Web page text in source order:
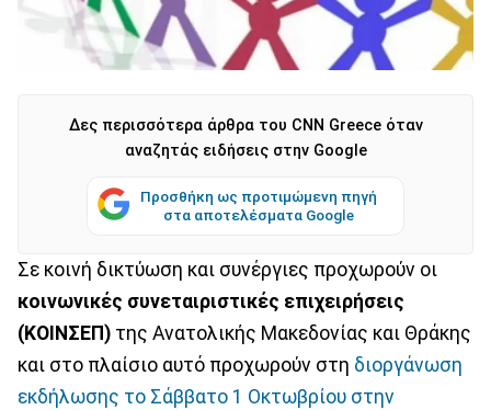
Δες περισσότερα άρθρα του CNN Greece όταν
αναζητάς ειδήσεις στην Google
Προσθήκη ως προτιμώμενη πηγή
στα αποτελέσματα Google
Σε κοινή δικτύωση και συνέργιες προχωρούν οι
κοινωνικές συνεταιριστικές επιχειρήσεις
(ΚΟΙΝΣΕΠ) της Ανατολικής Μακεδονίας και Θράκης
και στο πλαίσιο αυτό προχωρούν στη διοργάνωση
εκδήλωσης το Σάββατο 1 Οκτωβρίου στην